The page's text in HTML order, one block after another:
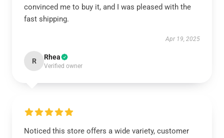
convinced me to buy it, and I was pleased with the
fast shipping.
Apr 19, 2025
R Rhea
Verified owner
Noticed this store offers a wide variety, customer